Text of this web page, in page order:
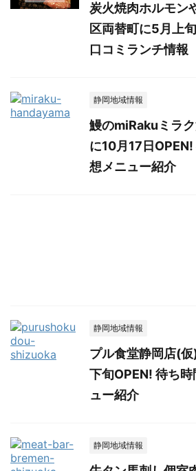
炭火焼肉ホルモン
区両替町に5月上
口コミランチ情報
静岡地域情報
鰻のmiRakuミラ
に10月17日
想メニュー紹介
静岡地域情報
プル食堂静岡店(
下旬OPEN! 待ち
ュー紹介
静岡地域情報